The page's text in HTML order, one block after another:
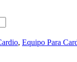
, Equipo Para